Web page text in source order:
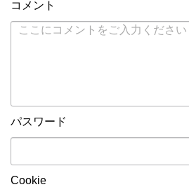
コメント
パスワード
Cookie